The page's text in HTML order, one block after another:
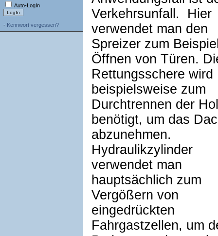
Auto-LogIn
- Kennwort vergessen?
Verkehrsunfall. Hier
verwendet man den
Spreizer zum
Öffnen von Türen.
Rettungsschere wird
beispielsweise zum
Durchtrennen der
benötigt, um das
abzunehmen.
Hydraulikzylinder
verwendet man
hauptsächlich zum
Vergößern von
eingedrückten
Fahrgastzellen, um